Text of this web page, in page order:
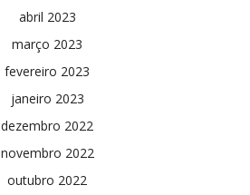
abril 2023
março 2023
fevereiro 2023
janeiro 2023
dezembro 2022
novembro 2022
outubro 2022